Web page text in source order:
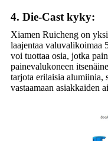
4. Die-Cast kyky:
Xiamen Ruicheng on
laajentaa valuvalikoimaa
voi tuottaa osia, jotka
painevalukoneen
tarjota erilaisia ​​alumiinia,
vastaamaan asiakkaiden